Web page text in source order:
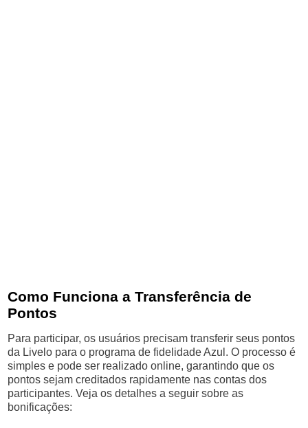
Como Funciona a Transferência de
Pontos
Para participar, os usuários precisam transferir seus pontos
da Livelo para o programa de fidelidade Azul. O processo é
simples e pode ser realizado online, garantindo que os
pontos sejam creditados rapidamente nas contas dos
participantes. Veja os detalhes a seguir sobre as
bonificações: